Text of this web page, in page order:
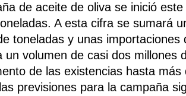
de aceite de oliva se inició
A esta cifra se sumará
toneladas y unas
un volumen de casi dos millones
de las existencias hasta
previsiones para la campaña